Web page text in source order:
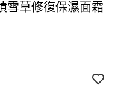
雪草修復保濕面霜